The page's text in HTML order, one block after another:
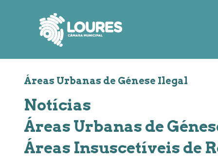
Áreas Urbanas de Génese Ilegal
Notícias
Áreas Urbanas de
Áreas Insuscetíveis de